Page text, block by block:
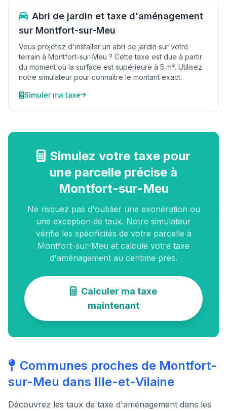
Abri de jardin et taxe d'aménagement
sur Montfort-sur-Meu
Vous projetez d'installer un abri de jardin sur votre
terrain à Montfort-sur-Meu ? Cette taxe est due à partir
du moment où la surface est supérieure à 5 m². Utilisez
notre simulateur pour connaître le montant exact.
Simuler ma taxe
Simulez votre taxe pour
une parcelle précise à
Montfort-sur-Meu
Ne risquez pas d'oublier une exonération ou
une exception de taux. Notre simulateur
vérifie les spécificités de votre parcelle à
Montfort-sur-Meu et calcule votre taxe
d'aménagement au centime près.
Calculer ma taxe
maintenant
Communes proches de Montfort-
sur-Meu dans Ille-et-Vilaine
Découvrez les taux de taxe d'aménagement dans les